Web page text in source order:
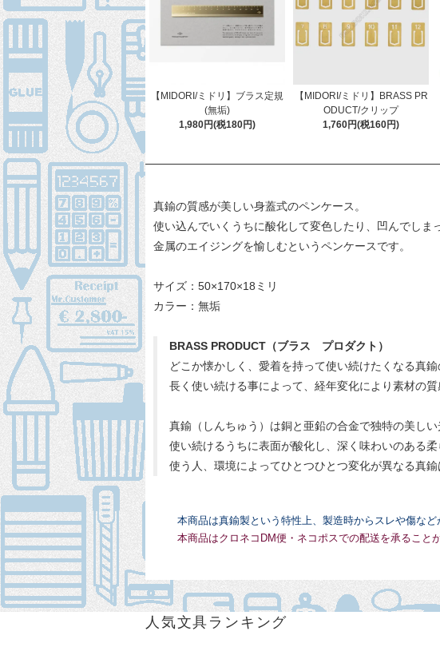
【MIDORI/ミドリ】ブラス定規
(無垢)
1,980円(税180円)
【MIDORI/ミドリ】BRASS PR
ODUCT/クリップ
1,760円(税160円)
真鍮の質感が美しい身蓋式のペンケース。
使い込んでいくうちに酸化して変色したり、凹んでしま
金属のエイジングを愉しむというペンケースです。
サイズ：50×170×18ミリ
カラー：無垢
BRASS PRODUCT（ブラス プロダクト）
どこか懐かしく、愛着を持って使い続けたくなる真鍮
長く使い続ける事によって、経年変化により素材の
真鍮（しんちゅう）は銅と亜鉛の合金で独特の美し
使い続けるうちに表面が酸化し、深く味わいのある柔
使う人、環境によってひとつひとつ変化が異なる真
本商品は真鍮製という特性上、製造時からスレや傷な
本商品はクロネコDM便・ネコポスでの配送を承ること
人気文具ランキング